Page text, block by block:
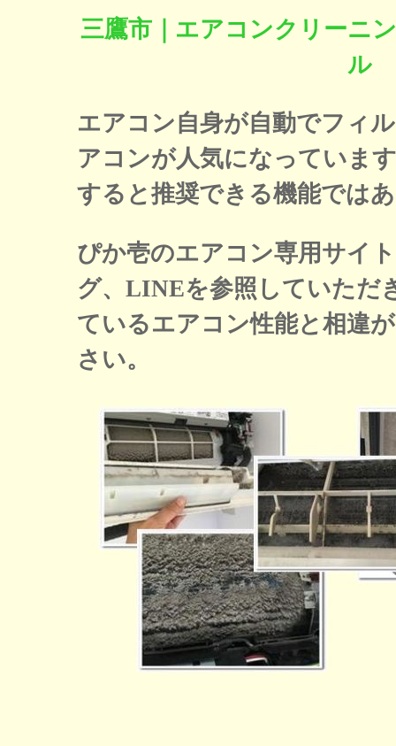
三鷹市｜エアコンクリーニ
ル
エアコン自身が自動でフィ
アコンが人気になっていま
すると推奨できる機能では
ぴか壱のエアコン専用サイ
グ、LINEを参照していただ
ているエアコン性能と相違
さい。